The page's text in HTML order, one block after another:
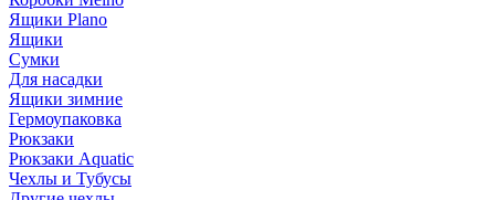
Ящики Plano
Ящики
Сумки
Для насадки
Ящики зимние
Гермоупаковка
Рюкзаки
Рюкзаки Aquatic
Чехлы и Тубусы